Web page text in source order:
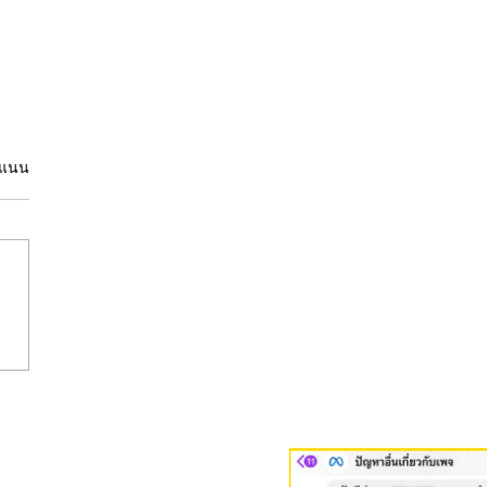
ให้ได้ผู้ติดตามจริงและ
นน